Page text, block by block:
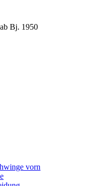
Bj. 1950
vorn